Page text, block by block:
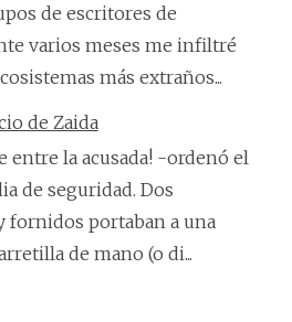
de escritores de
varios meses me infiltré
más extraños...
de Zaida
entre la acusada! -ordenó el
de seguridad. Dos
fornidos portaban a una
de mano (o di...